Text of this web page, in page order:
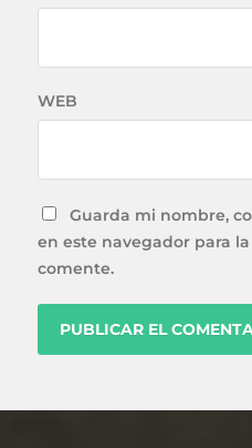
WEB
Guarda mi nombre,
en este navegador para
comente.